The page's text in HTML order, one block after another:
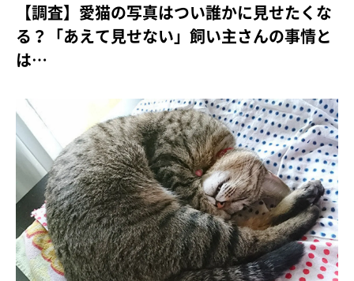
【調査】愛猫の写真はつい誰かに見せたくな
る？「あえて見せない」飼い主さんの事情と
は…